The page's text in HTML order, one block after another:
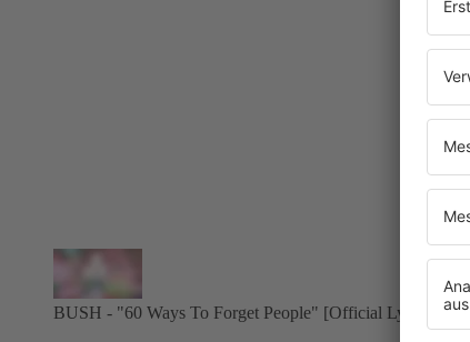
BUSH - "60 Ways To Forget People" [Official Lyric Video]